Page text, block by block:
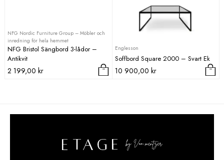
NFG Nordic Furniture Group – Möbler och
inredning för hela hemmet
NFG Bristol Sängbord 3-lådor –
Antikvit
2 199,00 kr
Englesson
Soffbord Square 2000 – Svart Ek
10 900,00 kr